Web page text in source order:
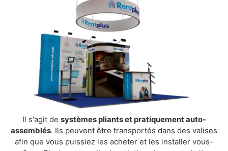
Il s'agit de systèmes pliants et pratiquement auto-
assemblés. Ils peuvent être transportés dans des valises
afin que vous puissiez les acheter et les installer vous-